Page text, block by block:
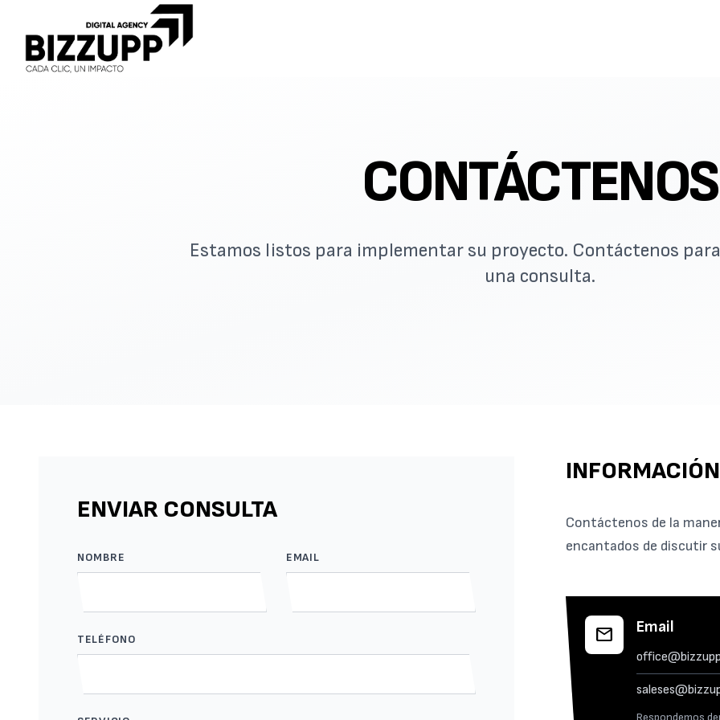
CONTÁCTENOS
Estamos listos para implementar su proyecto. Contáctenos
una consulta.
ENVIAR CONSULTA
NOMBRE EMAIL
TELÉFONO
INFORMACIÓN
Contáctenos de la
encantados de discutir
mail Email
Respondemos